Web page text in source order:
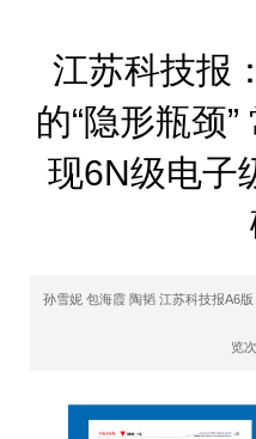
江苏科技报
的“隐形瓶颈
现6N级电子
孙雪妮 包海霞 陶韬 江苏科技报A6版
览